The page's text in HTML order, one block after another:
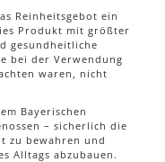
Reinheitsgebot ein
Produkt mit größter
gesundheitliche
bei der Verwendung
waren, nicht
Bayerischen
– sicherlich die
zu bewahren und
Alltags abzubauen.